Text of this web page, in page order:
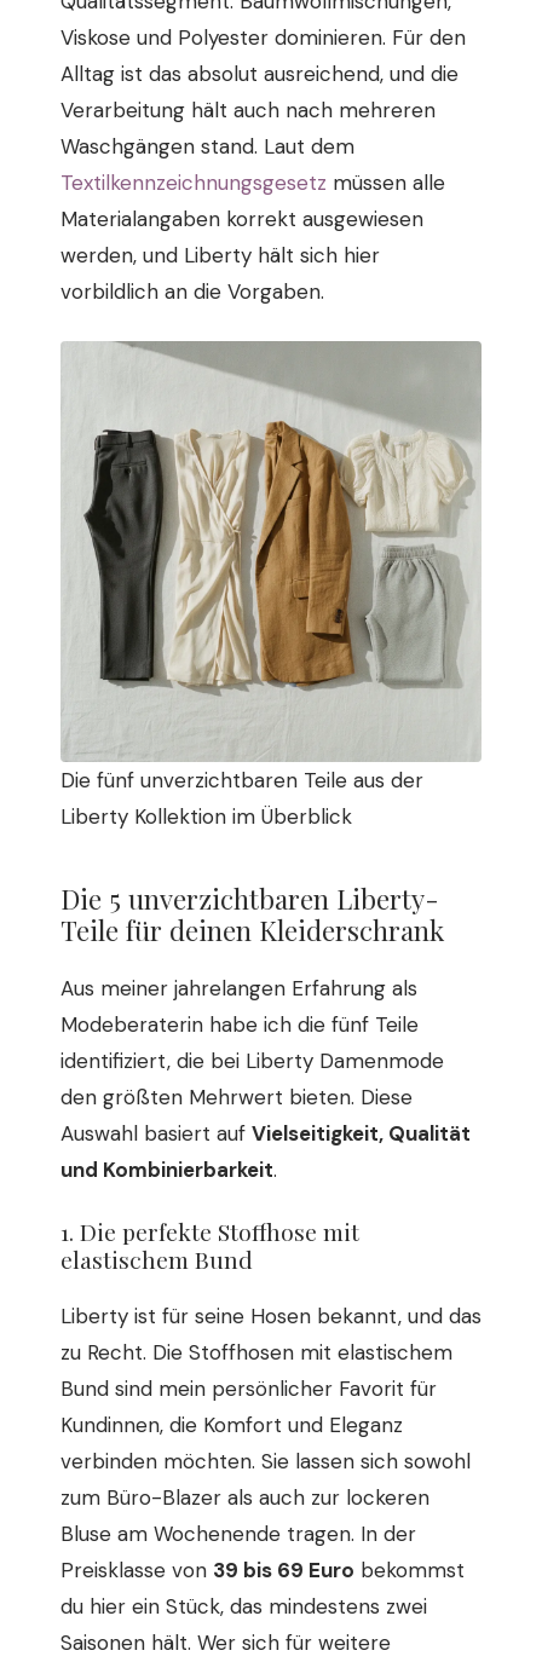
Viskose und Polyester dominieren. Für den
Alltag ist das absolut ausreichend, und die
Verarbeitung hält auch nach mehreren
Waschgängen stand. Laut dem
Textilkennzeichnungsgesetz müssen alle
Materialangaben korrekt ausgewiesen
werden, und Liberty hält sich hier
vorbildlich an die Vorgaben.
Die fünf unverzichtbaren Teile aus der
Liberty Kollektion im Überblick
Die 5 unverzichtbaren Liberty-
Teile für deinen Kleiderschrank
Aus meiner jahrelangen Erfahrung als
Modeberaterin habe ich die fünf Teile
identifiziert, die bei Liberty Damenmode
den größten Mehrwert bieten. Diese
Auswahl basiert auf Vielseitigkeit, Qualität
und Kombinierbarkeit.
1. Die perfekte Stoffhose mit
elastischem Bund
Liberty ist für seine Hosen bekannt, und das
zu Recht. Die Stoffhosen mit elastischem
Bund sind mein persönlicher Favorit für
Kundinnen, die Komfort und Eleganz
verbinden möchten. Sie lassen sich sowohl
zum Büro-Blazer als auch zur lockeren
Bluse am Wochenende tragen. In der
Preisklasse von 39 bis 69 Euro bekommst
du hier ein Stück, das mindestens zwei
Saisonen hält. Wer sich für weitere